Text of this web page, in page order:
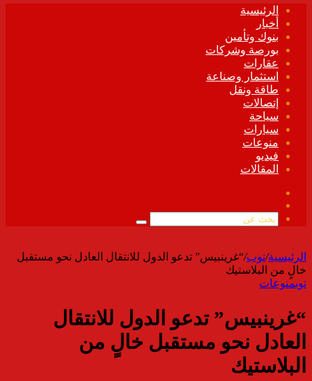
الرئيسية
أخبار
بنوك وتأمين
بورصة وشركات
عقارات
استثمار وصناعة
طاقة ونقل
إتصالات
سياحة
سيارات
منوعات
فيديو
المقالات
الموقع
بحث
الرئيسية/توب/“غرينبيس” تدعو الدول للانتقال العادل نحو مستقبل
خالٍ من البلاستيك
توبمنوعات
“غرينبيس” تدعو الدول للانتقال
العادل نحو مستقبل خالٍ من
البلاستيك